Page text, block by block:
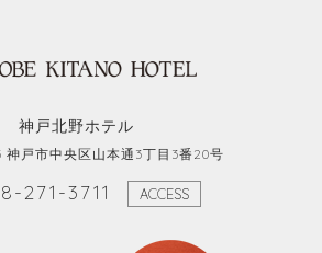
神戸北野ホテル
神戸市中央区山本通3丁目3番20号
271-3711 ACCESS